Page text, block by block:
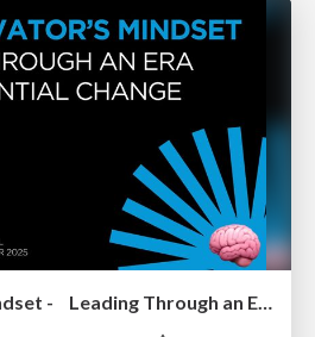
The innovator’s Mindset - Leading Through an Era of Exponential Change - McGill University 2025